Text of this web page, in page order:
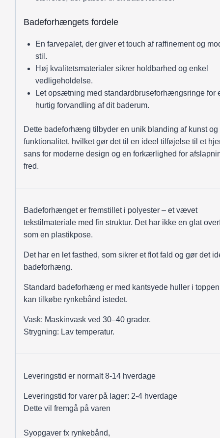
Badeforhængets fordele
En farvepalet, der giver et touch af raffinement og
stil.
Høj kvalitetsmaterialer sikrer holdbarhed og enkel
vedligeholdelse.
Let opsætning med standardbruseforhængsringe for
hurtig forvandling af dit baderum.
Dette badeforhæng tilbyder en unik blanding af kunst og
funktionalitet, hvilket gør det til en ideel tilføjelse til et
sans for moderne design og en forkærlighed for
fred.
Badeforhænget er fremstillet i polyester – et vævet
tekstilmateriale med fin struktur. Det har ikke en glat
som en plastikpose.
Det har en let fasthed, som sikrer et flot fald og gør det
badeforhæng.
Standard badeforhæng er med kantsyede huller i
kan tilkøbe rynkebånd istedet.
Vask: Maskinvask ved 30–40 grader.
Strygning: Lav temperatur.
Leveringstid er normalt 8-14 hverdage
Leveringstid for varer på lager: 2-4 hverdage
Dette vil fremgå på varen
Syopgaver fx rynkebånd,